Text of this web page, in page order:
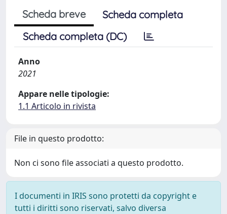
Scheda breve
Scheda completa
Scheda completa (DC)
Anno
2021
Appare nelle tipologie:
1.1 Articolo in rivista
File in questo prodotto:
Non ci sono file associati a questo prodotto.
I documenti in IRIS sono protetti da copyright e
tutti i diritti sono riservati, salvo diversa